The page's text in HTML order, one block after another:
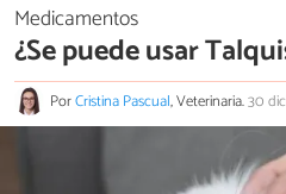
Medicamentos
¿Se puede usar
PorCristina Pascual, Veterinaria.30